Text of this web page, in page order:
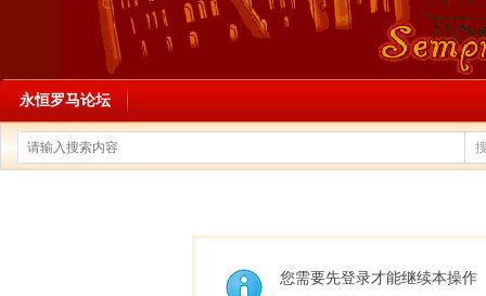
永恒罗马论坛
您需要先登录才能继续本操作